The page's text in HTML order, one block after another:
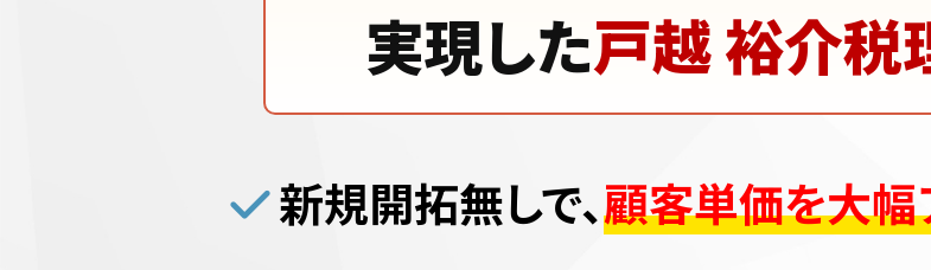
実現した戸越 裕介税
新規開拓無しで、顧客単価を大幅